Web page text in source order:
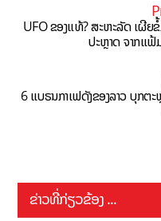
UFO ຂອງແທ້? ສະຫະລັດ ເຜີຍ
ປະຫຼາດ ຈາກແຟ້
6 ແບຣນກາເຟດັງຂອງລາວ ບຸກຕ
ຂ່າວທີ່ກ່ຽວຂ້ອງ ...